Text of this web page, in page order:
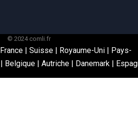
© 2024 comli.fr
France | Suisse | Royaume-Uni | Pays-
| Belgique | Autriche | Danemark |